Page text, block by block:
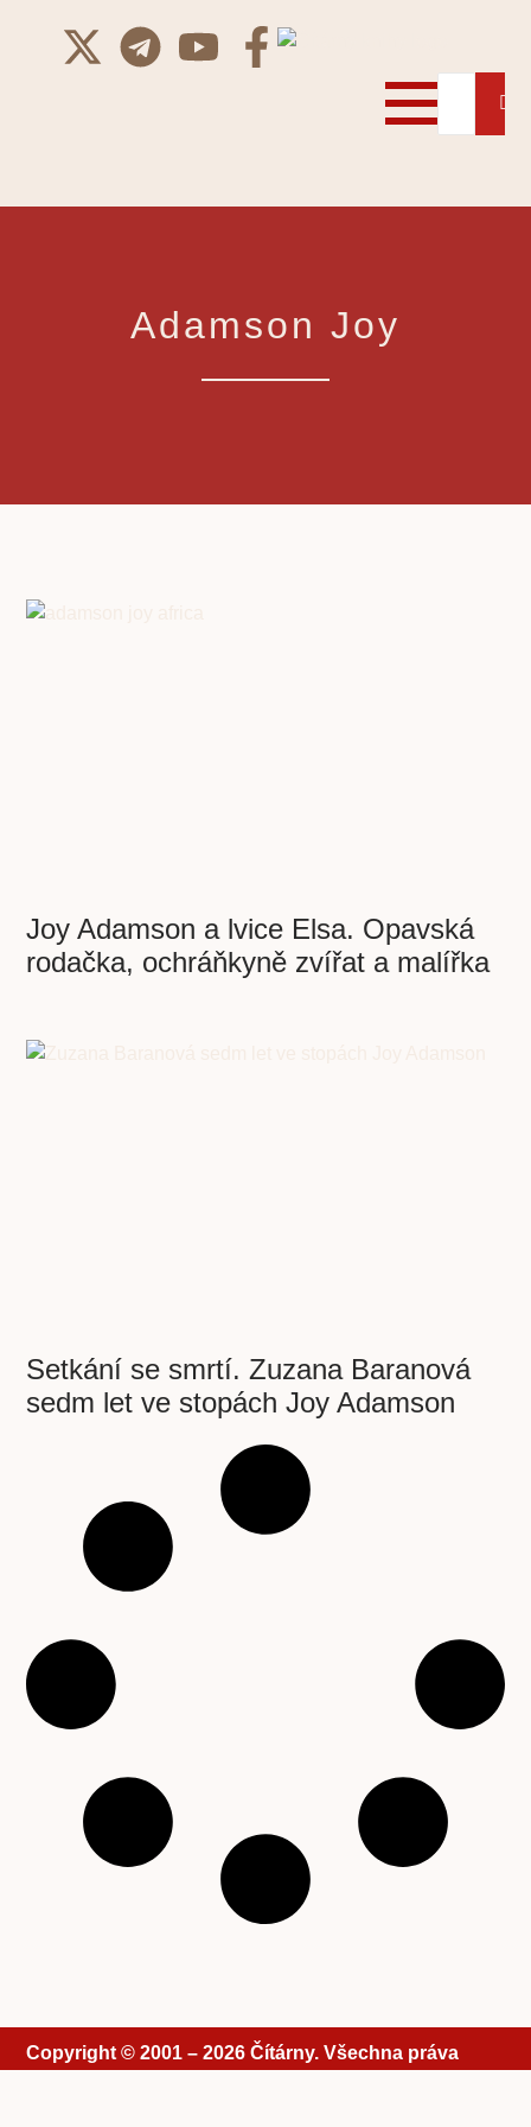
Adamson Joy
Joy Adamson a lvice Elsa. Opavská
rodačka, ochráňkyně zvířat a malířka
Setkání se smrtí. Zuzana Baranová
sedm let ve stopách Joy Adamson
Copyright © 2001 – 2026 Čítárny. Všechna práva